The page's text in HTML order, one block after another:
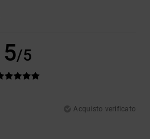
5/5
Acquisto verificato